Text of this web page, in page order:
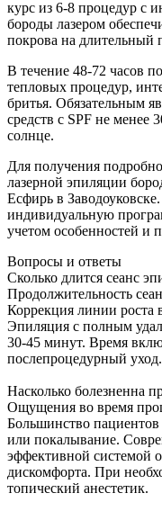
курс из 6-8 процедур с
бороды лазером
покрова на длительный
В течение 48-72 часов
тепловых процедур,
бритья. Обязательным
средств с SPF не менее
солнце.
Для получения
лазерной эпиляции
Есфирь в
индивидуальную
учетом особенностей и
Вопросы и ответы
Сколько длится сеанс
Продолжительность
Коррекция линии роста
Эпиляция с полным
30-45 минут. Время
послепроцедурный уход.
Насколько болезненна
Ощущения во время
Большинство
или покалывание.
эффективной системой
дискомфорта. При
топический анестетик.